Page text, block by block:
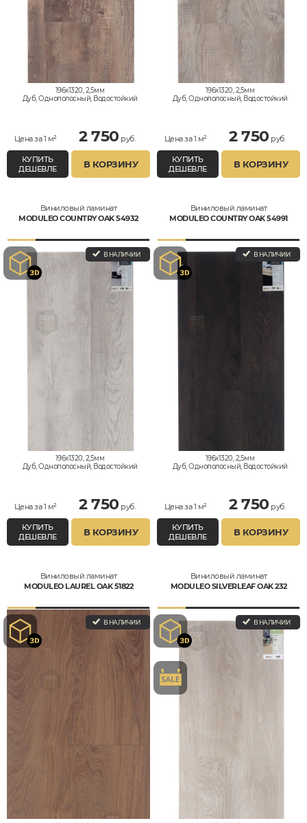
196x1320, 2,5мм
Дуб, Однополосный, Водостойкий
Цена за 1 м² 2 750 руб.
КУПИТЬ
ДЕШЕВЛЕ
В КОРЗИНУ
196x1320, 2,5мм
Дуб, Однополосный, Водостойкий
Цена за 1 м² 2 750 руб.
КУПИТЬ
ДЕШЕВЛЕ
В КОРЗИНУ
Виниловый ламинат
MODULEO COUNTRY OAK 54932
В НАЛИЧИИ
196x1320, 2,5мм
Дуб, Однополосный, Водостойкий
Цена за 1 м² 2 750 руб.
КУПИТЬ
ДЕШЕВЛЕ
В КОРЗИНУ
Виниловый ламинат
MODULEO COUNTRY OAK 54991
В НАЛИЧИИ
196x1320, 2,5мм
Дуб, Однополосный, Водостойкий
Цена за 1 м² 2 750 руб.
КУПИТЬ
ДЕШЕВЛЕ
В КОРЗИНУ
Виниловый ламинат
MODULEO LAUREL OAK 51822
В НАЛИЧИИ
Виниловый ламинат
MODULEO SILVERLEAF OAK 232
В НАЛИЧИИ